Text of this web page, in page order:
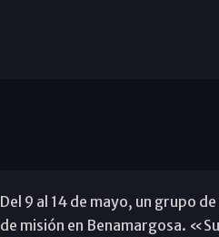
Del 9 al 14 de mayo, un grupo
de misión en Benamargosa.